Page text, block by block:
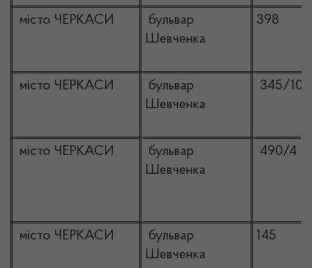
місто ЧЕРКАСИ
бульвар
Шевченка
398
місто ЧЕРКАСИ
бульвар
Шевченка
345/10
місто ЧЕРКАСИ
бульвар
Шевченка
490/4
місто ЧЕРКАСИ
бульвар
Шевченка
145